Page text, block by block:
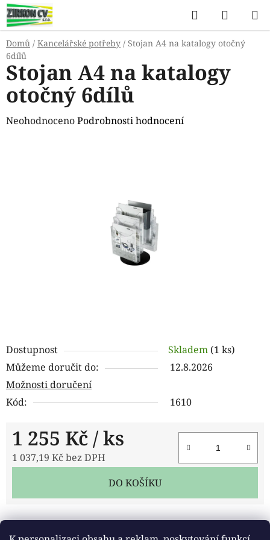
Přejít
na
obsah
Hledat
KOŠÍK
Domů / Kancelářské potřeby / Stojan A4 na katalogy otočný
6dílů
Dostupnost Skladem (1 ks)
Můžeme doručit do:
12.8.2026
Možnosti doručení
Kód:
1610
1 255 Kč / ks
1 037,19 Kč bez DPH
DO KOŠÍKU
Stojan A4 na katalogy
otočný 6dílů
Průměrné
NeohodnocenoPodrobnosti hodnocení